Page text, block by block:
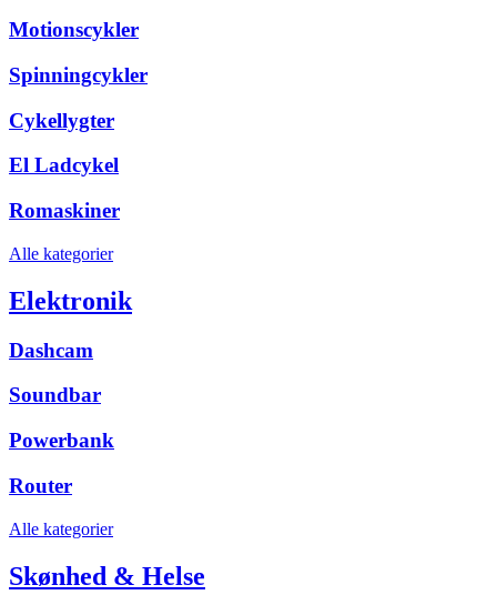
Motionscykler
Spinningcykler
Cykellygter
El Ladcykel
Romaskiner
Alle kategorier
Elektronik
Dashcam
Soundbar
Powerbank
Router
Alle kategorier
Skønhed & Helse